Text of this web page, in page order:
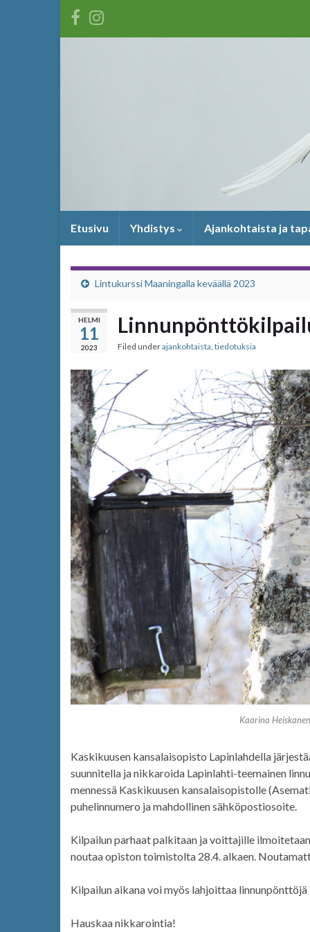
Etusivu Yhdistys Ajankohtaista ja
Lintukurssi Maaningalla keväällä 2023
HELMI
11
2023 Filed underajankohtaista, tiedotuksia
Kaarina
Kaskikuusen kansalaisopisto Lapinlahdella
suunnitella ja nikkaroida Lapinlahti-teemainen
mennessä Kaskikuusen kansalaisopistolle
puhelinnumero ja mahdollinen sähköpostiosoite.
Kilpailun parhaat palkitaan ja voittajille
noutaa opiston toimistolta 28.4. alkaen.
Kilpailun aikana voi myös lahjoittaa
Hauskaa nikkarointia!